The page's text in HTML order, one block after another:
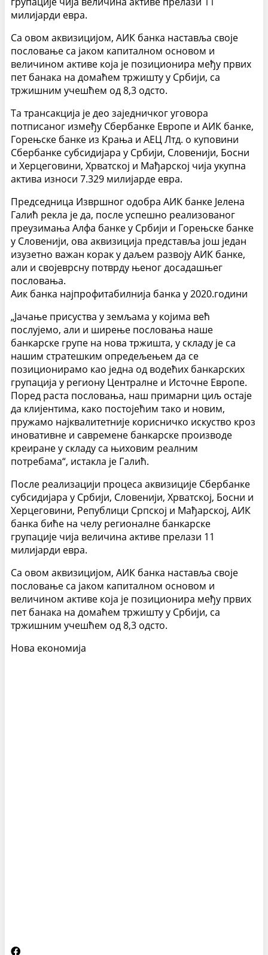
милијарди евра.
Са овом аквизицијом, АИК банка наставља своје
пословање са јаком капиталном основом и
величином активе која је позиционира међу првих
пет банака на домаћем тржишту у Србији, са
тржишним учешћем од 8,3 одсто.
Та трансакција је део заједничког уговора
потписаног између Сбербанке Европе и АИК банке,
Горењске банке из Крања и АЕЦ Лтд. о куповини
Сбербанке субсидијара у Србији, Словенији, Босни
и Херцеговини, Хрватској и Мађарској чија укупна
актива износи 7.329 милијарде евра.
Председница Извршног одобра АИК банке Јелена
Галић рекла је да, после успешно реализованог
преузимања Алфа банке у Србији и Горењске банке
у Словенији, ова аквизиција представља још један
изузетно важан корак у даљем развоју АИК банке,
али и својеврсну потврду њеног досадашњег
пословања.
Аик банка најпрофитабилнија банка у 2020.години
„Јачање присуства у земљама у којима већ
послујемо, али и ширење пословања наше
банкарске групе на нова тржишта, у складу је са
нашим стратешким опредељењем да се
позиционирамо као једна од водећих банкарских
групација у региону Централне и Источне Европе.
Поред раста пословања, наш примарни циљ остаје
да клијентима, како постојећим тако и новим,
пружамо најквалитетније корисничко искуство кроз
иновативне и савремене банкарске производе
креиране у складу са њиховим реалним
потребама“, истакла је Галић.
После реализацији процеса аквизиције Сбербанке
субсидијара у Србији, Словенији, Хрватској, Босни и
Херцеговини, Републици Српској и Мађарској, АИК
банка биће на челу регионалне банкарске
групације чија величина активе прелази 11
милијарди евра.
Са овом аквизицијом, АИК банка наставља своје
пословање са јаком капиталном основом и
величином активе која је позиционира међу првих
пет банака на домаћем тржишту у Србији, са
тржишним учешћем од 8,3 одсто.
Нова економија